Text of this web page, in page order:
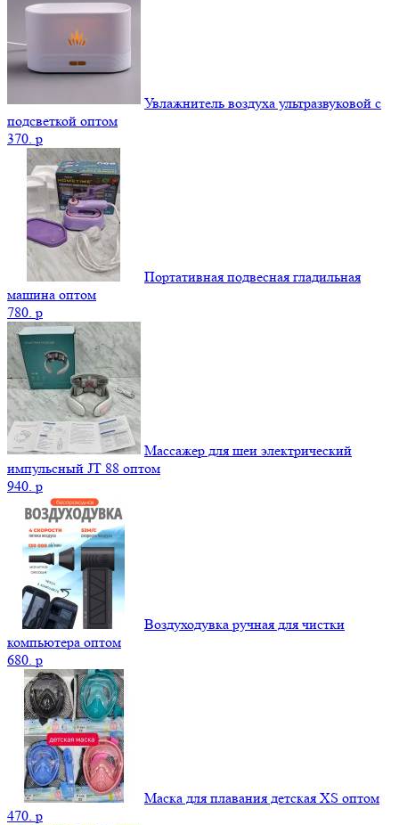
Увлажнитель воздуха ультразвуковой с
подсветкой оптом
370. p
Портативная подвесная гладильная
машина оптом
780. p
Массажер для шеи электрический
импульсный JT 88 оптом
940. p
Воздуходувка ручная для чистки
компьютера оптом
680. p
Маска для плавания детская XS оптом
470. p